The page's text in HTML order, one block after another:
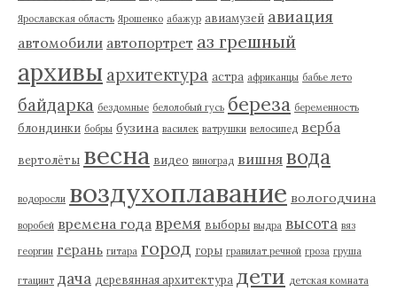
Ярославская область Ярошенко абажур авиамузей авиация
автомобили автопортрет аз грешный
архивы архитектура астра африканцы бабье лето
байдарка бездомные белолобый гусь береза беременность
блондинки бобры бузина василек ватрушки велосипед верба
вертолёты весна видео виноград вишня вода
водоросли воздухоплавание вологодчина
воробей времена года время выборы выдра высота вяз
георгин герань гитара город горы гравилат речной гроза груша
гтацинт дача деревянная архитектура дети детская комната